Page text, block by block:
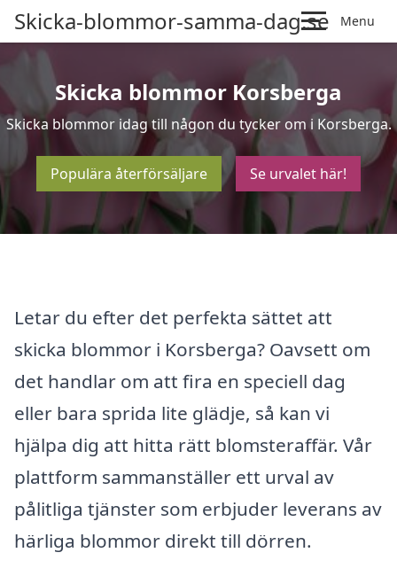
Skicka-blommor-samma-dag.se Menu
Skicka blommor Korsberga
Skicka blommor idag till någon du tycker om i Korsberga.
Populära återförsäljare Se urvalet här!
Letar du efter det perfekta sättet att
skicka blommor i Korsberga? Oavsett om
det handlar om att fira en speciell dag
eller bara sprida lite glädje, så kan vi
hjälpa dig att hitta rätt blomsteraffär. Vår
plattform sammanställer ett urval av
pålitliga tjänster som erbjuder leverans av
härliga blommor direkt till dörren.